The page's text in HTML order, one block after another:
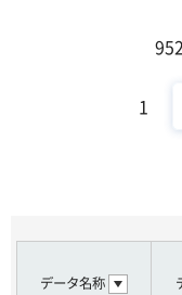
1
データ名称